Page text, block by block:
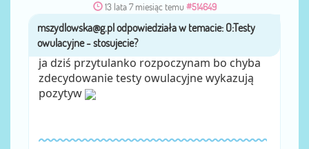
13 lata 7 miesiąc temu #514649
przezmszydlowska@g.pl
ja dziś przytulanko rozpoczynam bo chyba
zdecydowanie testy owulacyjne wykazują
pozytyw